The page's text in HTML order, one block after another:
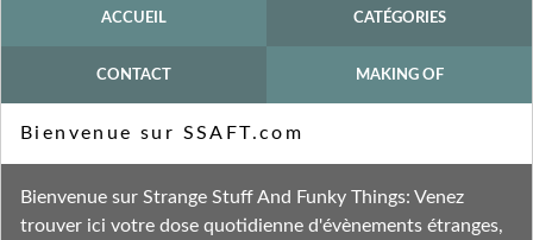
ACCUEIL CATÉGORIES
CONTACT MAKING OF
Fil des commentaires
Bienvenue sur SSAFT.com
Bienvenue sur Strange Stuff And Funky Things: Venez
trouver ici votre dose quotidienne d'évènements étranges,